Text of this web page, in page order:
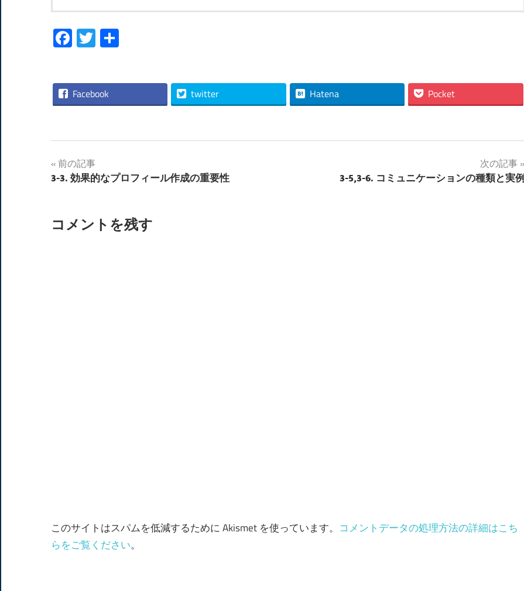
Facebook
Twitter
Facebook twitter Hatena Pocket
投
稿
ビ
前の記事
3-3. 効果的なプロフィール作成の重要性
次の記事
3-5,3-6. コミュニケーションの種類と実例
コメントを残す
このサイトはスパムを低減するために Akismet を使っています。 コメントデータの処理方法の詳細はこち
らをご覧ください。